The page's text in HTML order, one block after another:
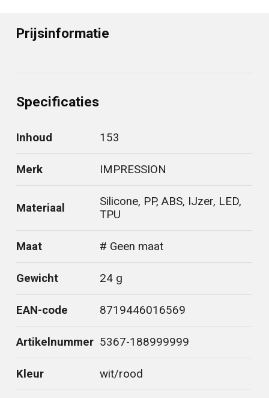
Prijsinformatie
Specificaties
Inhoud 153
Merk IMPRESSION
Materiaal
Silicone, PP, ABS, IJzer, LED,
TPU
Maat # Geen maat
Gewicht 24 g
EAN-code 8719446016569
Artikelnummer 5367-188999999
Kleur wit/rood